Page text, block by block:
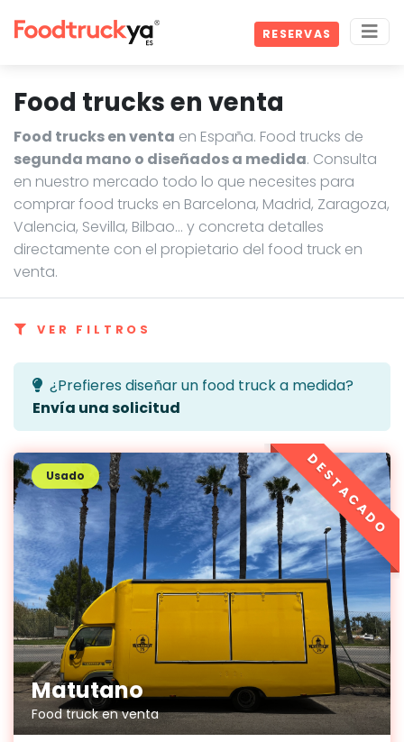
RESERVAS
Food trucks en venta
Food trucks en venta en España. Food trucks de
segunda mano o diseñados a medida. Consulta
en nuestro mercado todo lo que necesites para
comprar food trucks en Barcelona, Madrid, Zaragoza,
Valencia, Sevilla, Bilbao… y concreta detalles
directamente con el propietario del food truck en
venta.
VER FILTROS
¿Prefieres diseñar un food truck a medida?
Envía una solicitud
Matutano
Food truck en venta
Usado DESTACADO